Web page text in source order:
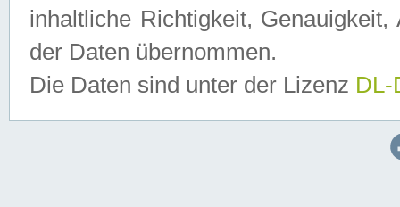
inhaltliche Richtigkeit,
der Daten übernommen.
Die Daten sind unter der Lizenz